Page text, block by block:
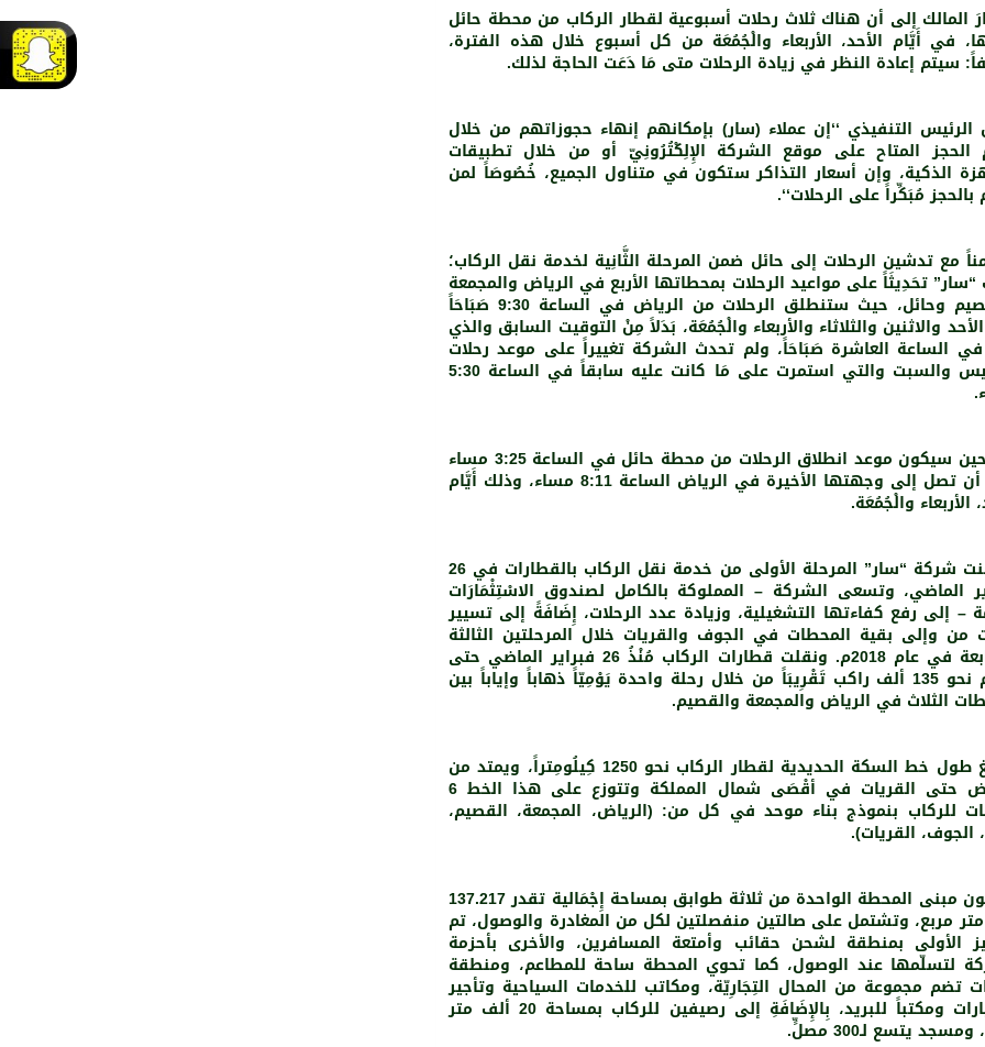
المالك إلى أن هناك ثلاث رحلات أسبوعية لقطار الركاب من محطة حائل
في أَيَّام الأحد، الأربعاء والْجُمُعَة من كل أسبوع خلال هذه الفترة،
سيتم إعادة النظر في زيادة الرحلات متى مَا دَعَت الحاجة لذلك.
الرئيس التنفيذي ‘‘إن عملاء (سار) بإمكانهم إنهاء حجوزاتهم من خلال
الحجز المتاح على موقع الشركة الإِلِكْتُرُونِيّ أو من خلال تطبيقات
الذكية، وإن أسعار التذاكر ستكون في متناول الجميع، خُصُوصَاً لمن
مُبَكِّراً على الرحلات‘‘.
مع تدشين الرحلات إلى حائل ضمن المرحلة الثَّانِية لخدمة نقل الركاب؛
“سار” تحَدِيثَاً على مواعيد الرحلات بمحطاتها الأربع في الرياض والمجمعة
والقصيم وحائل، حيث ستنطلق الرحلات من الرياض في الساعة 9:30 صَبَاحَاً
والاثنين والثلاثاء والأربعاء والْجُمُعَة، بَدَلاً مِنْ التوقيت السابق والذي
الساعة العاشرة صَبَاحَاً، ولم تحدث الشركة تغييراً على موعد رحلات
الخميس والسبت والتي استمرت على مَا كانت عليه سابقاً في الساعة 5:30
في حين سيكون موعد انطلاق الرحلات من محطة حائل في الساعة 3:25 مساء
على أن تصل إلى وجهتها الأخيرة في الرياض الساعة 8:11 مساء، وذلك أَيَّام
الأربعاء والْجُمُعَة.
ودشنت شركة “سار” المرحلة الأولى من خدمة نقل الركاب بالقطارات في 26
الماضي، وتسعى الشركة – المملوكة بالكامل لصندوق الاسْتِثْمَارَات
– إلى رفع كفاءتها التشغيلية، وزيادة عدد الرحلات، إِضَافَةً إلى تسيير
من وإلى بقية المحطات في الجوف والقريات خلال المرحلتين الثالثة
والرابعة في عام 2018م. ونقلت قطارات الركاب مُنْذُ 26 فبراير الماضي حتى
اليوم نحو 135 ألف راكب تَقْرِيبَاً من خلال رحلة واحدة يَوْمِيّاً ذهاباً وإياباً بين
الثلاث في الرياض والمجمعة والقصيم.
ويبلغ طول خط السكة الحديدية لقطار الركاب نحو 1250 كِيلُومِتراً، ويمتد من
الرياض حتى القريات في أقْصَى شمال المملكة وتتوزع على هذا الخط 6
للركاب بنموذج بناء موحد في كل من: (الرياض، المجمعة، القصيم،
الجوف، القريات).
ويتكون مبنى المحطة الواحدة من ثلاثة طوابق بمساحة إِجْمَالية تقدر 137.217
مربع، وتشتمل على صالتين منفصلتين لكل من المغادرة والوصول، تم
الأولى بمنطقة لشحن حقائب وأمتعة المسافرين، والأخرى بأحزمة
لتسلّمها عند الوصول، كما تحوي المحطة ساحة للمطاعم، ومنطقة
تضم مجموعة من المحال التِجَارِيّة، ومكاتب للخدمات السياحية وتأجير
السيارات ومكتباً للبريد، بِالإِضَافَةِ إلى رصيفين للركاب بمساحة 20 ألف متر
يتسع لـ300 مصلٍّ.